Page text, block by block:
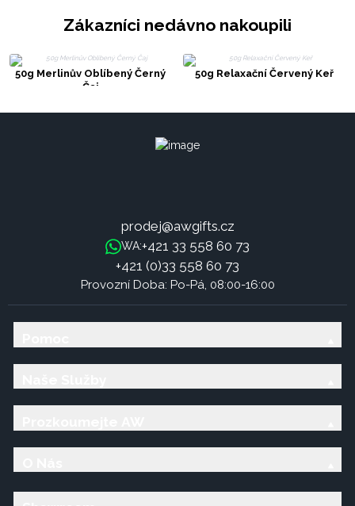
Zákazníci nedávno nakoupili
50g Merlinův Oblíbený Černý
Čaj
50g Relaxační Červený Keř
prodej@awgifts.cz
WA:+421 33 558 60 73
+421 (0)33 558 60 73
Provozní Doba: Po-Pá, 08:00-16:00